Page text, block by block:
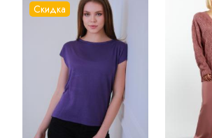
Скидка